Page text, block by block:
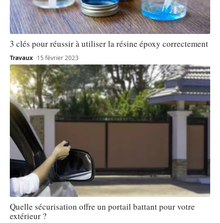
3 clés pour réussir à utiliser la résine époxy correctement
Travaux 15 février 2023
Quelle sécurisation offre un portail battant pour votre
extérieur ?